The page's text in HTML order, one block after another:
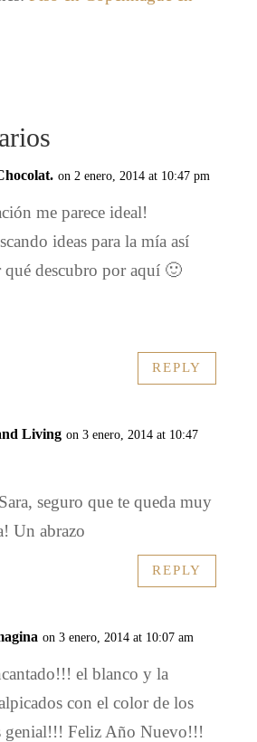
on 2 enero, 2014 at 10:47 pm
me parece ideal!
ideas para la mía así
qué descubro por aquí 🙂
REPLY
Living on 3 enero, 2014 at 10:47
seguro que te queda muy
Un abrazo
REPLY
on 3 enero, 2014 at 10:07 am
el blanco y la
con el color de los
genial!!! Feliz Año Nuevo!!!